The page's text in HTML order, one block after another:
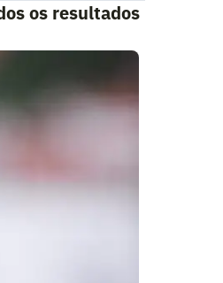
os resultados